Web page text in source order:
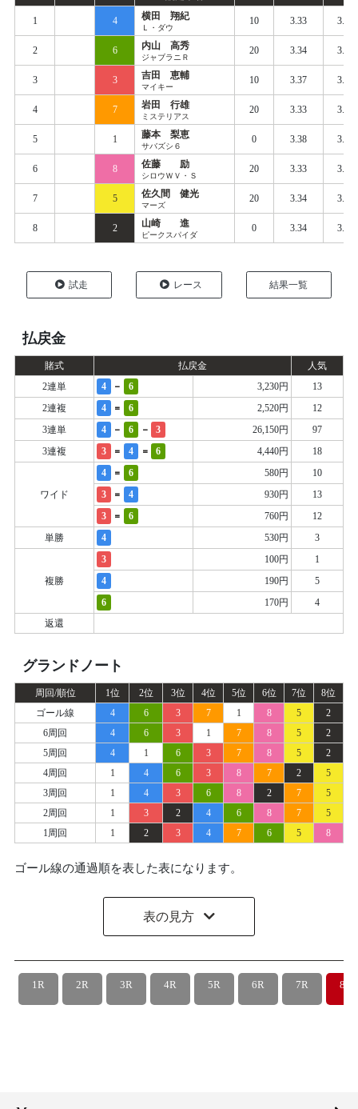
1 4 横田 翔紀
Ｌ・ダウ
10 3.33 3.421
2 6 内山 高秀
ジャブラニＲ
20 3.34 3.417
3 3 吉田 恵輔
マイキー
10 3.37 3.437
4 7 岩田 行雄
ミステリアス
20 3.33 3.433
5 1 藤本 梨恵
サバズシ６
0 3.38 3.455
6 8 佐藤 励
シロウＷＶ・Ｓ
20 3.33 3.436
7 5 佐久間 健光
マーズ
20 3.34 3.442
8 2 山崎 進
ピークスパイダ
0 3.34 3.471
試走 レース 結果一覧
払戻金
賭式 払戻金
人気
2連単
4 - 6 3,230円
13
2連複
4 = 6 2,520円
12
3連単
4 - 6 - 3 26,150円
97
3連複
3 = 4 = 6 4,440円 18
ワイド
4 = 6 580円
10
3
= 4 930円
13
3
= 6 760円
12
単勝
4 530円 3
複勝
3 100円
1
4
190円
5
6
170円
4
返還
グランドノート
周回/順位 1位 2位 3位 4位 5位 6位 7位
8位
ゴール線
4 6 3 7 1 8 5
2
6周回
4 6 3 1 7 8 5
2
5周回
4 1 6 3 7 8 5
2
4周回
1 4 6 3 8 7 2
5
3周回
1 4 3 6 8 2 7
5
2周回
1 3 2 4 6 8 7
5
1周回
1 2 3 4 7 6 5 8
ゴール線の通過順を表した表になります。
表の見方
1R 2R 3R 4R 5R 6R 7R 8R